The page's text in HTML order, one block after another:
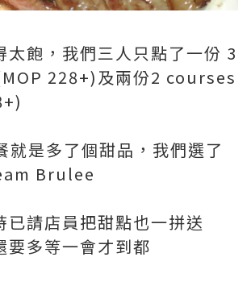
太飽，我們三人只點了一份 3
228+)及兩份2 courses
是多了個甜品，我們選了
Brulee
已請店員把甜點也一拼送
要多等一會才到都